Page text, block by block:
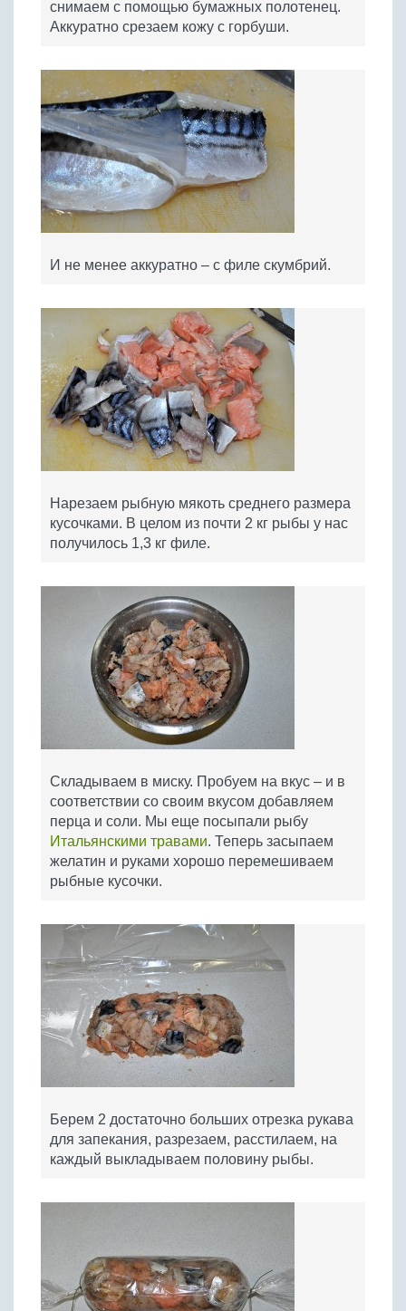
снимаем с помощью бумажных полотенец.
Аккуратно срезаем кожу с горбуши.
И не менее аккуратно – с филе скумбрий.
Нарезаем рыбную мякоть среднего размера
кусочками. В целом из почти 2 кг рыбы у нас
получилось 1,3 кг филе.
Складываем в миску. Пробуем на вкус – и в
соответствии со своим вкусом добавляем
перца и соли. Мы еще посыпали рыбу
Итальянскими травами. Теперь засыпаем
желатин и руками хорошо перемешиваем
рыбные кусочки.
Берем 2 достаточно больших отрезка рукава
для запекания, разрезаем, расстилаем, на
каждый выкладываем половину рыбы.